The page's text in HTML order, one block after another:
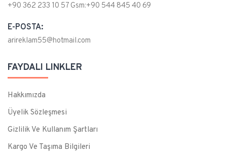
+90 362 233 10 57 Gsm:+90 544 845 40 69
E-POSTA:
arireklam55@hotmail.com
FAYDALI LINKLER
Hakkımızda
Üyelik Sözleşmesi
Gizlilik Ve Kullanım Şartları
Kargo Ve Taşıma Bilgileri